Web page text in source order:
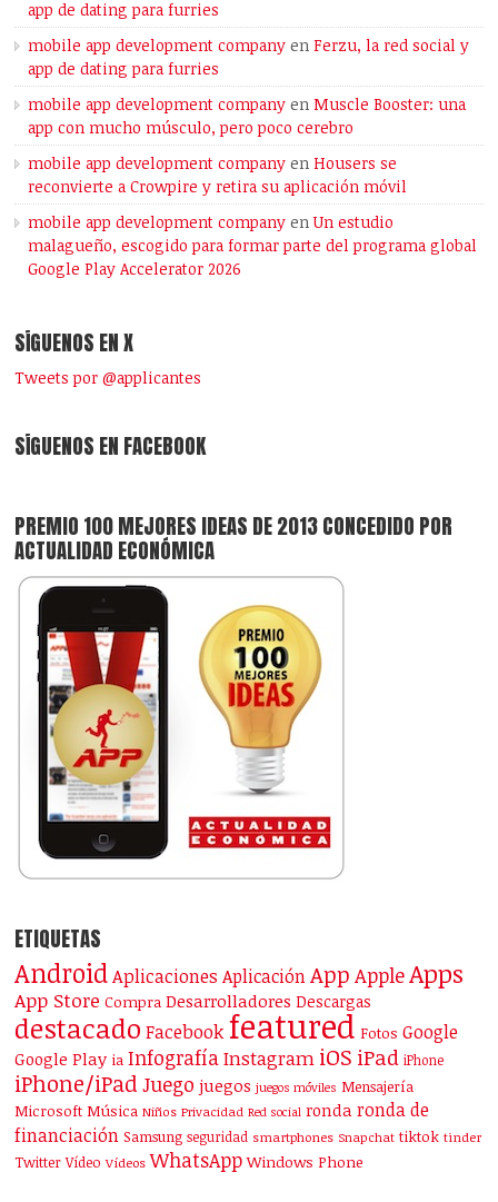
app de dating para furries
mobile app development company enFerzu, la red social y
app de dating para furries
mobile app development company enMuscle Booster: una
app con mucho músculo, pero poco cerebro
mobile app development company enHousers se
reconvierte a Crowpire y retira su aplicación móvil
mobile app development company enUn estudio
malagueño, escogido para formar parte del programa global
Google Play Accelerator 2026
SÍGUENOS EN X
Tweets por @applicantes
SÍGUENOS EN FACEBOOK
PREMIO 100 MEJORES IDEAS DE 2013 CONCEDIDO POR
ACTUALIDAD ECONÓMICA
ETIQUETAS
Android Aplicaciones Aplicación App AppleApps
App Store Compra Desarrolladores Descargas
destacado Facebook featured Fotos Google
Google Play ia Infografía Instagram iOS iPad iPhone
iPhone/iPad Juego juegos juegos móviles Mensajería
Microsoft Música Niños Privacidad Red social ronda ronda de
financiación Samsung seguridad smartphones Snapchat tiktok tinder
Twitter Vídeo Vídeos WhatsApp Windows Phone